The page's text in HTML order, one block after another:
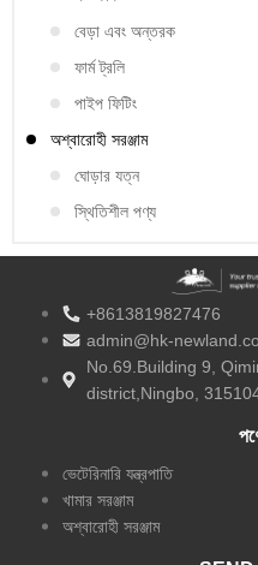
বেড়া এবং অন্তরক
ফার্ম ট্রলি
পাইপ ফিটিং
অশ্বারোহী সরঞ্জাম
ঘোড়ার যত্ন
স্থিতিশীল পণ্য
+8613819827476
admin@hk-
No.69.Building 9,
district,Ningbo,
ভেটেরিনারি যন্ত্রপাতি
খামার সরঞ্জাম
অশ্বারোহী সরঞ্জাম